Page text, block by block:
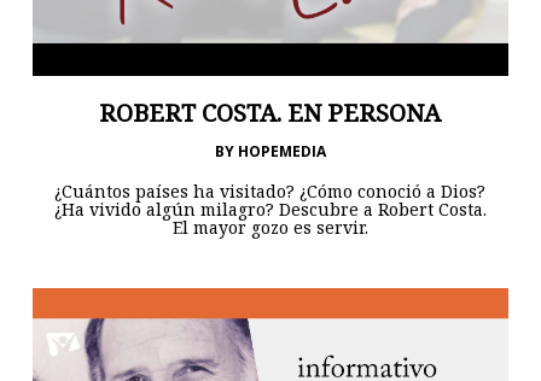
ROBERT COSTA. EN PERSONA
BY HOPEMEDIA
¿Cuántos países ha visitado? ¿Cómo conoció a Dios?
¿Ha vivido algún milagro? Descubre a Robert Costa.
El mayor gozo es servir.